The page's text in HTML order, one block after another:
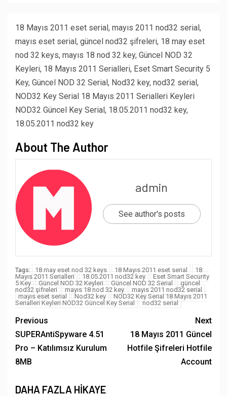
18 Mayıs 2011 eset serial, mayıs 2011 nod32 serial,
mayıs eset serial, güncel nod32 şifreleri, 18 may eset
nod 32 keys, mayıs 18 nod 32 key, Güncel NOD 32
Keyleri, 18 Mayıs 2011 Serialleri, Eset Smart Security 5
Key, Güncel NOD 32 Serial, Nod32 key, nod32 serial,
NOD32 Key Serial 18 Mayıs 2011 Serialleri Keyleri
NOD32 Güncel Key Serial, 18.05.2011 nod32 key,
18.05.2011 nod32 key
About The Author
admin
See author's posts
Tags: 18 may eset nod 32 keys 18 Mayıs 2011 eset serial
18
Mayıs 2011 Serialleri
18.05.2011 nod32 key
Eset Smart Security
5 Key
Güncel NOD 32 Keyleri Güncel NOD 32 Serial
güncel
nod32 şifreleri
mayıs 18 nod 32 key
mayıs 2011 nod32 serial
mayıs eset serial
Nod32 key
NOD32 Key Serial 18 Mayıs 2011
Serialleri Keyleri NOD32 Güncel Key Serial
nod32 serial
Previous
SUPERAntiSpyware 4.51
Pro – Katılımsız Kurulum
8MB
Next
18 Mayıs 2011 Güncel
Hotfile Şifreleri Hotfile
Account
DAHA FAZLA HIKAYE